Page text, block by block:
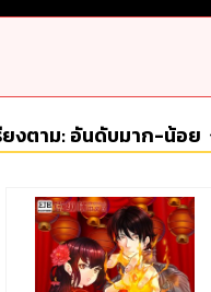
ยงตาม:อันดับมาก-น้อย